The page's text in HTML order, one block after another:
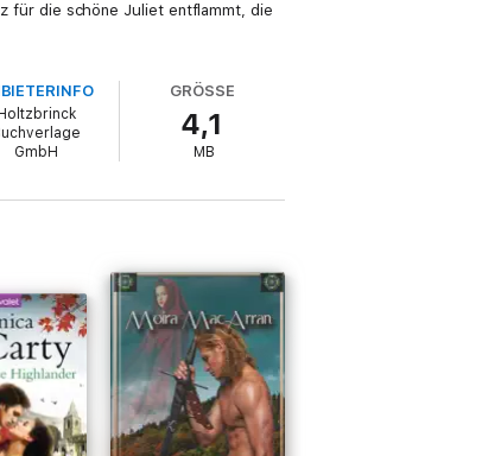
für die schöne Juliet entflammt, die
Holtzbrinck
GmbH
GRÖSSE
4,1
MB